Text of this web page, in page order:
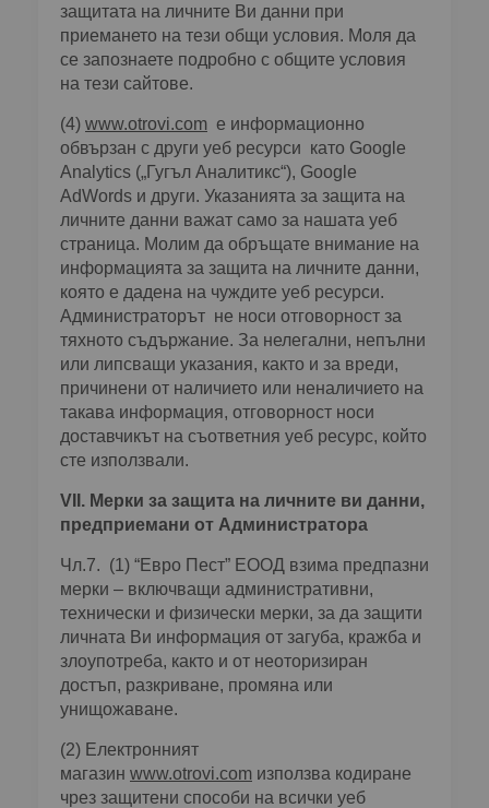
защитата на личните Ви данни при
приемането на тези общи условия. Моля да
се запознаете подробно с общите условия
на тези сайтове.
(4) www.otrovi.com е информационно
обвързан с други уеб ресурси като Google
Analytics („Гугъл Аналитикс“), Google
AdWords и други. Указанията за защита на
личните данни важат само за нашата уеб
страница. Молим да обръщате внимание на
информацията за защита на личните данни,
която е дадена на чуждите уеб ресурси.
Администраторът не носи отговорност за
тяхното съдържание. За нелегални, непълни
или липсващи указания, както и за вреди,
причинени от наличието или неналичието на
такава информация, отговорност носи
доставчикът на съответния уеб ресурс, който
сте използвали.
VІІ. Мерки за защита на личните ви данни,
предприемани от Администратора
Чл.7. (1) “Евро Пест” ЕООД взима предпазни
мерки – включващи административни,
технически и физически мерки, за да защити
личната Ви информация от загуба, кражба и
злоупотреба, както и от неоторизиран
достъп, разкриване, промяна или
унищожаване.
(2) Електронният
магазин www.otrovi.com използва кодиране
чрез защитени способи на всички уеб